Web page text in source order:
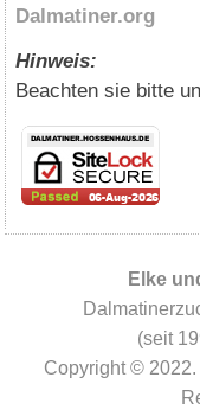
Dalmatiner.org
Hinweis:
Beachten sie bitte
Elke
(seit
Copyright ©